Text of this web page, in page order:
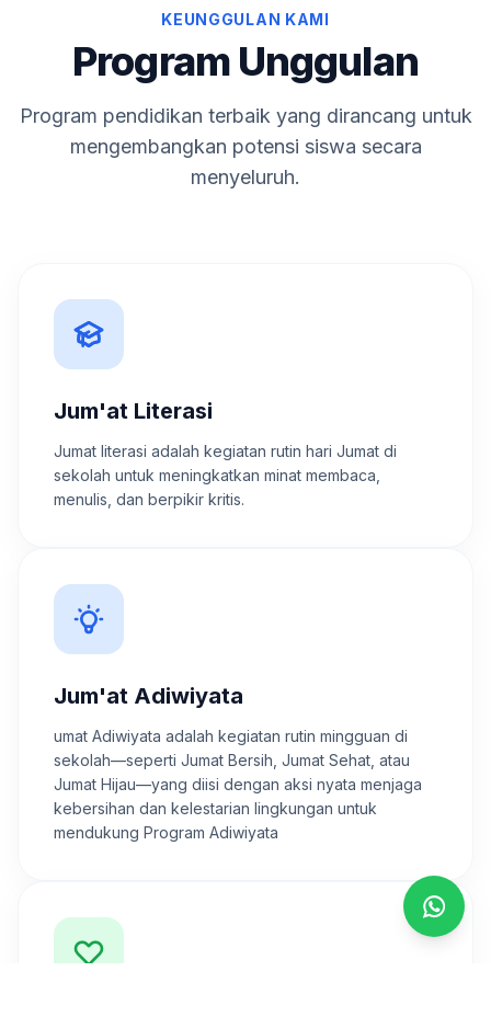
KEUNGGULAN KAMI
Program Unggulan
Program pendidikan terbaik yang dirancang untuk
mengembangkan potensi siswa secara
menyeluruh.
Jum'at Literasi
Jumat literasi adalah kegiatan rutin hari Jumat di
sekolah untuk meningkatkan minat membaca,
menulis, dan berpikir kritis.
Jum'at Adiwiyata
umat Adiwiyata adalah kegiatan rutin mingguan di
sekolah—seperti Jumat Bersih, Jumat Sehat, atau
Jumat Hijau—yang diisi dengan aksi nyata menjaga
kebersihan dan kelestarian lingkungan untuk
mendukung Program Adiwiyata